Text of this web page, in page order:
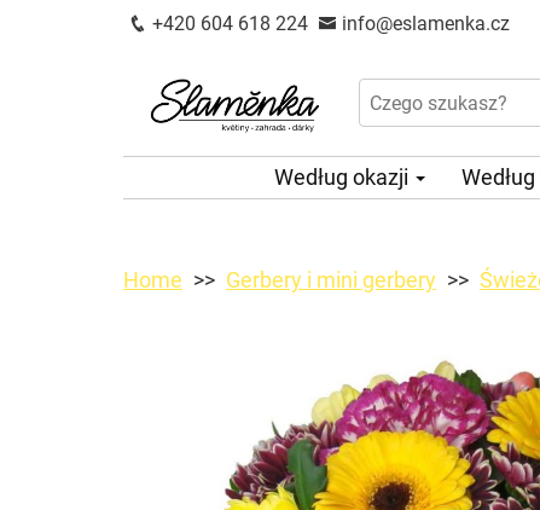
+420 604 618 224 info@eslamenka.cz
Według okazji
Home Gerbery i mini gerbery